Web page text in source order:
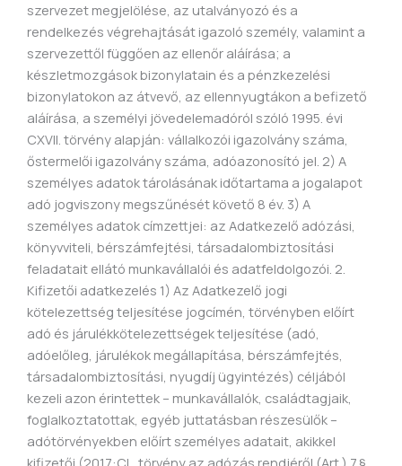
szervezet megjelölése, az utalványozó és a
rendelkezés végrehajtását igazoló személy, valamint a
szervezettől függően az ellenőr aláírása; a
készletmozgások bizonylatain és a pénzkezelési
bizonylatokon az átvevő, az ellennyugtákon a befizető
aláírása, a személyi jövedelemadóról szóló 1995. évi
CXVII. törvény alapján: vállalkozói igazolvány száma,
őstermelői igazolvány száma, adóazonosító jel. 2) A
személyes adatok tárolásának időtartama a jogalapot
adó jogviszony megszűnését követő 8 év. 3) A
személyes adatok címzettjei: az Adatkezelő adózási,
könyvviteli, bérszámfejtési, társadalombiztosítási
feladatait ellátó munkavállalói és adatfeldolgozói. 2.
Kifizetői adatkezelés 1) Az Adatkezelő jogi
kötelezettség teljesítése jogcímén, törvényben előírt
adó és járulékkötelezettségek teljesítése (adó,
adóelőleg, járulékok megállapítása, bérszámfejtés,
társadalombiztosítási, nyugdíj ügyintézés) céljából
kezeli azon érintettek – munkavállalók, családtagjaik,
foglalkoztatottak, egyéb juttatásban részesülők –
adótörvényekben előírt személyes adatait, akikkel